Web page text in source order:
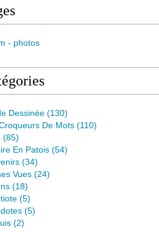
- photos
Dessinée (130)
De Mots (110)
(85)
En Patois (54)
(34)
Vues (24)
(18)
(5)
(5)
(2)